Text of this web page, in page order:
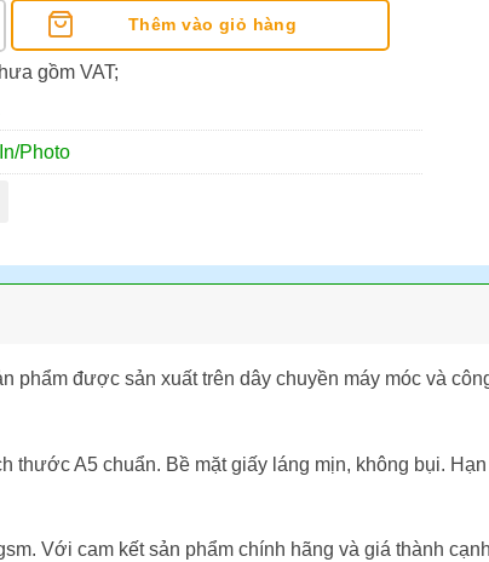
lượng
Thêm vào giỏ hàng
gồm VAT;
Photo
phẩm được sản xuất trên dây chuyền máy móc và
A5 chuẩn. Bề mặt giấy láng mịn, không bụi.
Với cam kết sản phẩm chính hãng và giá thành